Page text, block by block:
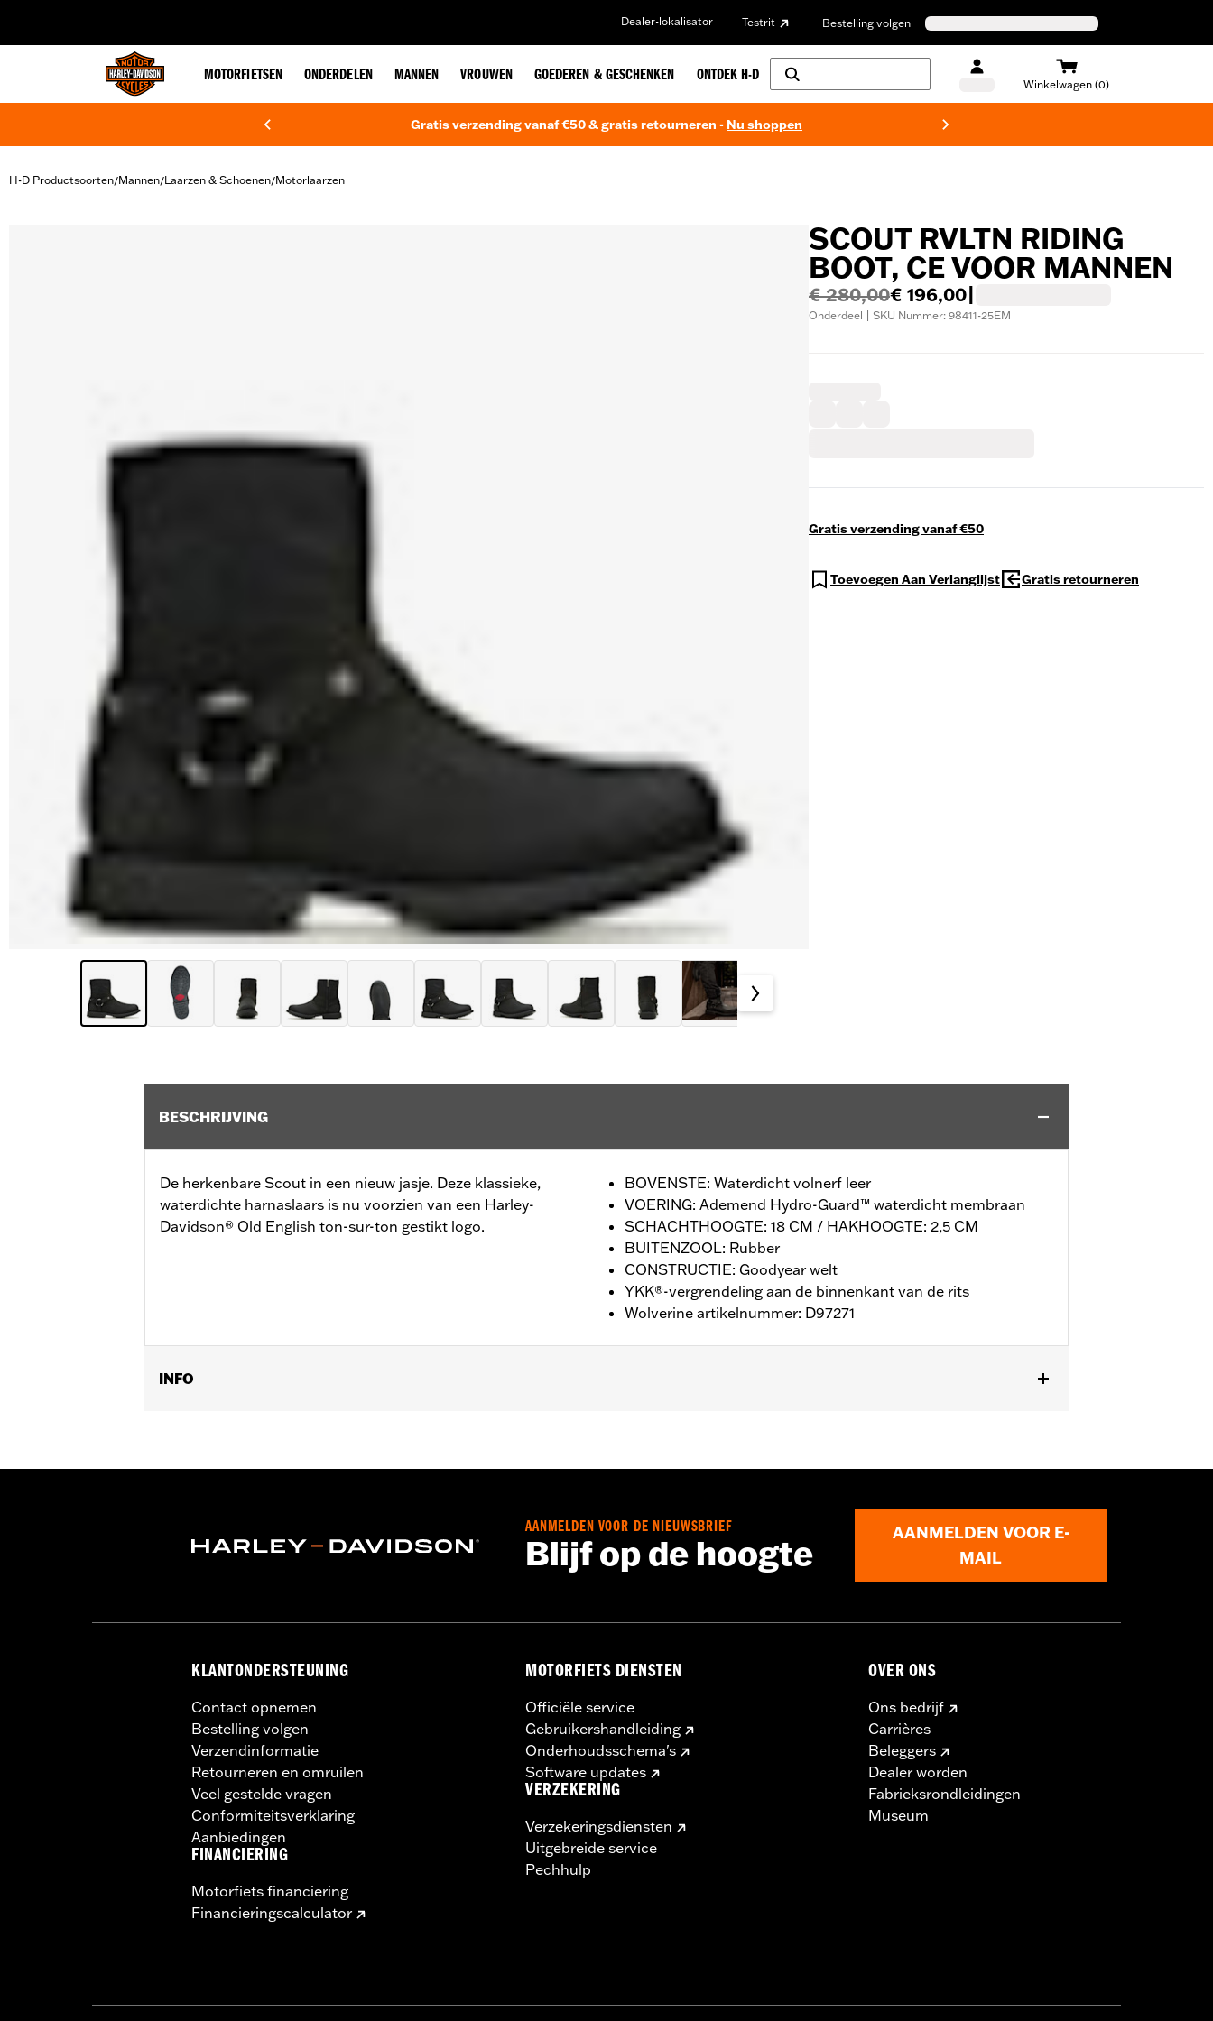
Dealer-lokalisator Testrit Bestelling volgen
MOTORFIETSEN ONDERDELEN MANNEN VROUWEN GOEDEREN & GESCHENKEN ONTDEK H-D
Winkelwagen (0)
Gratis verzending vanaf €50 & gratis retourneren - Nu shoppen
H-D Productsoorten/Mannen/Laarzen & Schoenen/Motorlaarzen
SCOUT RVLTN RIDING
BOOT, CE VOOR MANNEN
€ 280,00€ 196,00
Onderdeel | SKU Nummer: 98411-25EM
Gratis verzending vanaf €50
Toevoegen Aan Verlanglijst Gratis retourneren
BESCHRIJVING
De herkenbare Scout in een nieuw jasje. Deze klassieke,
waterdichte harnaslaars is nu voorzien van een Harley-
Davidson® Old English ton-sur-ton gestikt logo.
BOVENSTE: Waterdicht volnerf leer
VOERING: Ademend Hydro-Guard™ waterdicht membraan
SCHACHTHOOGTE: 18 CM / HAKHOOGTE: 2,5 CM
BUITENZOOL: Rubber
CONSTRUCTIE: Goodyear welt
YKK®-vergrendeling aan de binnenkant van de rits
Wolverine artikelnummer: D97271
INFO
Herkomst:Geïmporteerd
AANMELDEN VOOR DE NIEUWSBRIEF
Blijf op de hoogte
AANMELDEN VOOR E-
MAIL
KLANTONDERSTEUNING
Contact opnemen
Bestelling volgen
Verzendinformatie
Retourneren en omruilen
Veel gestelde vragen
Conformiteitsverklaring
Aanbiedingen
FINANCIERING
Motorfiets financiering
Financieringscalculator
MOTORFIETS DIENSTEN
Officiële service
Gebruikershandleiding
Onderhoudsschema's
Software updates
VERZEKERING
Verzekeringsdiensten
Uitgebreide service
Pechhulp
OVER ONS
Ons bedrijf
Carrières
Beleggers
Dealer worden
Fabrieksrondleidingen
Museum